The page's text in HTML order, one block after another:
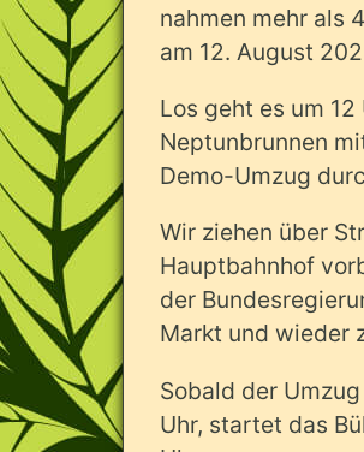
nahmen mehr als
am 12. August
Los geht es um
Neptunbrunnen
Demo-Umzug
Wir ziehen über
Hauptbahnhof
der
Markt und wieder
Sobald der
Uhr, startet das